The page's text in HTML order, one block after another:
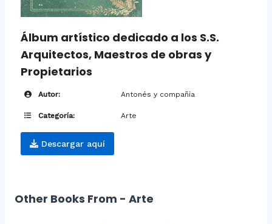
Álbum artístico dedicado a los S.S.
Arquitectos, Maestros de obras y
Propietarios
Autor: Antonés y compañía
Categoría: Arte
Descargar aquí
Other Books From - Arte